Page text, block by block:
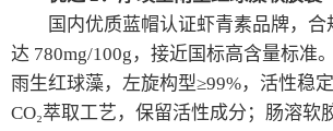
国内优质蓝帽认证虾青素品牌，
达 780mg/100g，接近国标高含量标准
雨生红球藻，左旋构型≥99%，活性稳
CO₂萃取工艺，保留活性成分；肠溶软